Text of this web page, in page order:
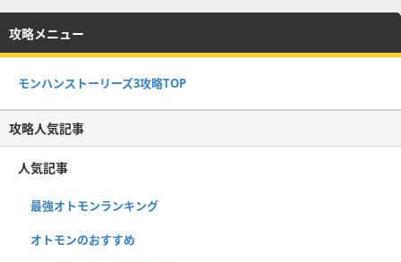
攻略メニュー
モンハンストーリーズ3攻略TOP
攻略人気記事
人気記事
最強オトモンランキング
オトモンのおすすめ